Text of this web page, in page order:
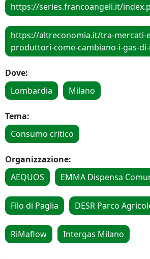
https://series.francoangeli.it/
https://altreconomia.it/tra-mercati-
produttori-come-cambiano-i-gas-
Dove:
Lombardia
Milano
Tema:
Consumo critico
Organizzazione:
AEQUOS
EMMA Dispensa
Filo di Paglia DESR Parco
RiMaflow Intergas Milano